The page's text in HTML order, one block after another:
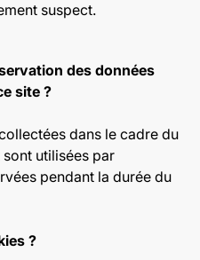
suspect.
des données
site ?
dans le cadre du
utilisées par
pendant la durée du
?